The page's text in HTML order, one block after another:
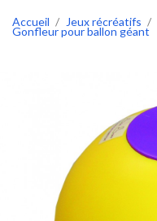
Accueil Jeux récréatifs
Gonfleur pour ballon géant